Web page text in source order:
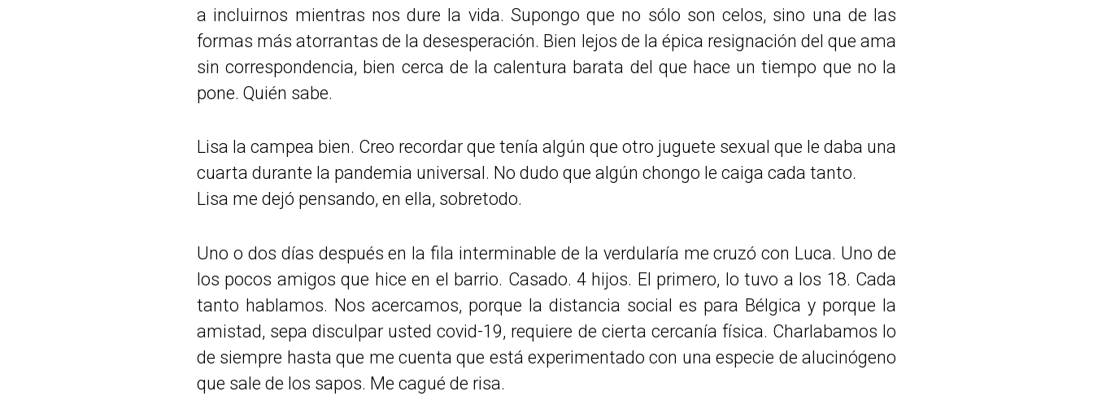
a incluirnos mientras nos dure la vida. Supongo que no sólo son celos, sino una de las
formas más atorrantas de la desesperación. Bien lejos de la épica resignación del que ama
sin correspondencia, bien cerca de la calentura barata del que hace un tiempo que no la
pone. Quién sabe.
Lisa la campea bien. Creo recordar que tenía algún que otro juguete sexual que le daba una
cuarta durante la pandemia universal. No dudo que algún chongo le caiga cada tanto.
Lisa me dejó pensando, en ella, sobretodo.
Uno o dos días después en la fila interminable de la verdularía me cruzó con Luca. Uno de
los pocos amigos que hice en el barrio. Casado. 4 hijos. El primero, lo tuvo a los 18. Cada
tanto hablamos. Nos acercamos, porque la distancia social es para Bélgica y porque la
amistad, sepa disculpar usted covid-19, requiere de cierta cercanía física. Charlabamos lo
de siempre hasta que me cuenta que está experimentado con una especie de alucinógeno
que sale de los sapos. Me cagué de risa.